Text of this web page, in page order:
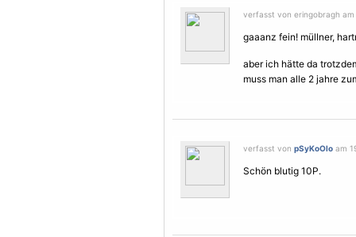
verfasst von eringobragh
gaaanz fein! müllner,
aber ich hätte da
muss man alle 2 jahre
verfasst von pSyKoOlo am
Schön blutig 10P.